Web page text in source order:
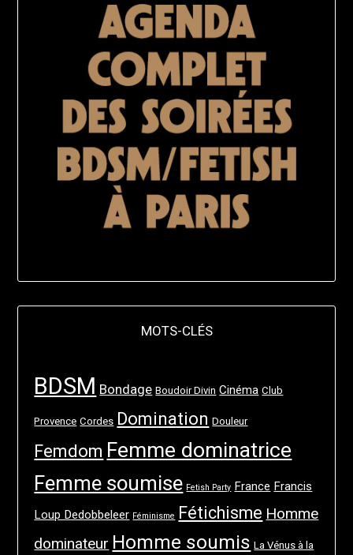
MOTS-CLÉS
BDSM Bondage Boudoir Divin Cinéma Club
Provence Cordes Domination Douleur
Femdom Femme dominatrice
Femme soumise Fetish Party France Francis
Loup Dedobbeleer Féminisme Fétichisme Homme
dominateur Homme soumis La Vénus à la